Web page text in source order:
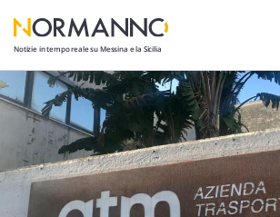
Notizie in tempo reale su Messina e la Sicilia
Attualità
Cronaca
Politica